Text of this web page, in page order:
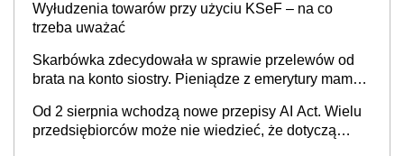
Wyłudzenia towarów przy użyciu KSeF – na co
trzeba uważać
Skarbówka zdecydowała w sprawie przelewów od
brata na konto siostry. Pieniądze z emerytury mamy
będzie
Od 2 sierpnia wchodzą nowe przepisy AI Act. Wielu
przedsiębiorców może nie wiedzieć, że dotyczą